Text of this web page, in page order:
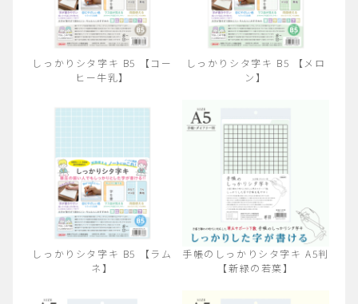
しっかりシタ字キ B5 【コー
ヒー牛乳】
しっかりシタ字キ B5 【メロ
ン】
しっかりシタ字キ B5 【ラム
ネ】
手帳のしっかりシタ字キ A5判
【新緑の若葉】